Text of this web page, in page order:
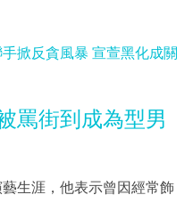
掀反貪風暴 宣萱黑化成關
罵街到成為型男
生涯，他表示曾因經常飾